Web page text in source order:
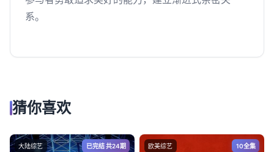
系。
猜你喜欢
大陆综艺 已完结 共24期 欧美综艺 10全集